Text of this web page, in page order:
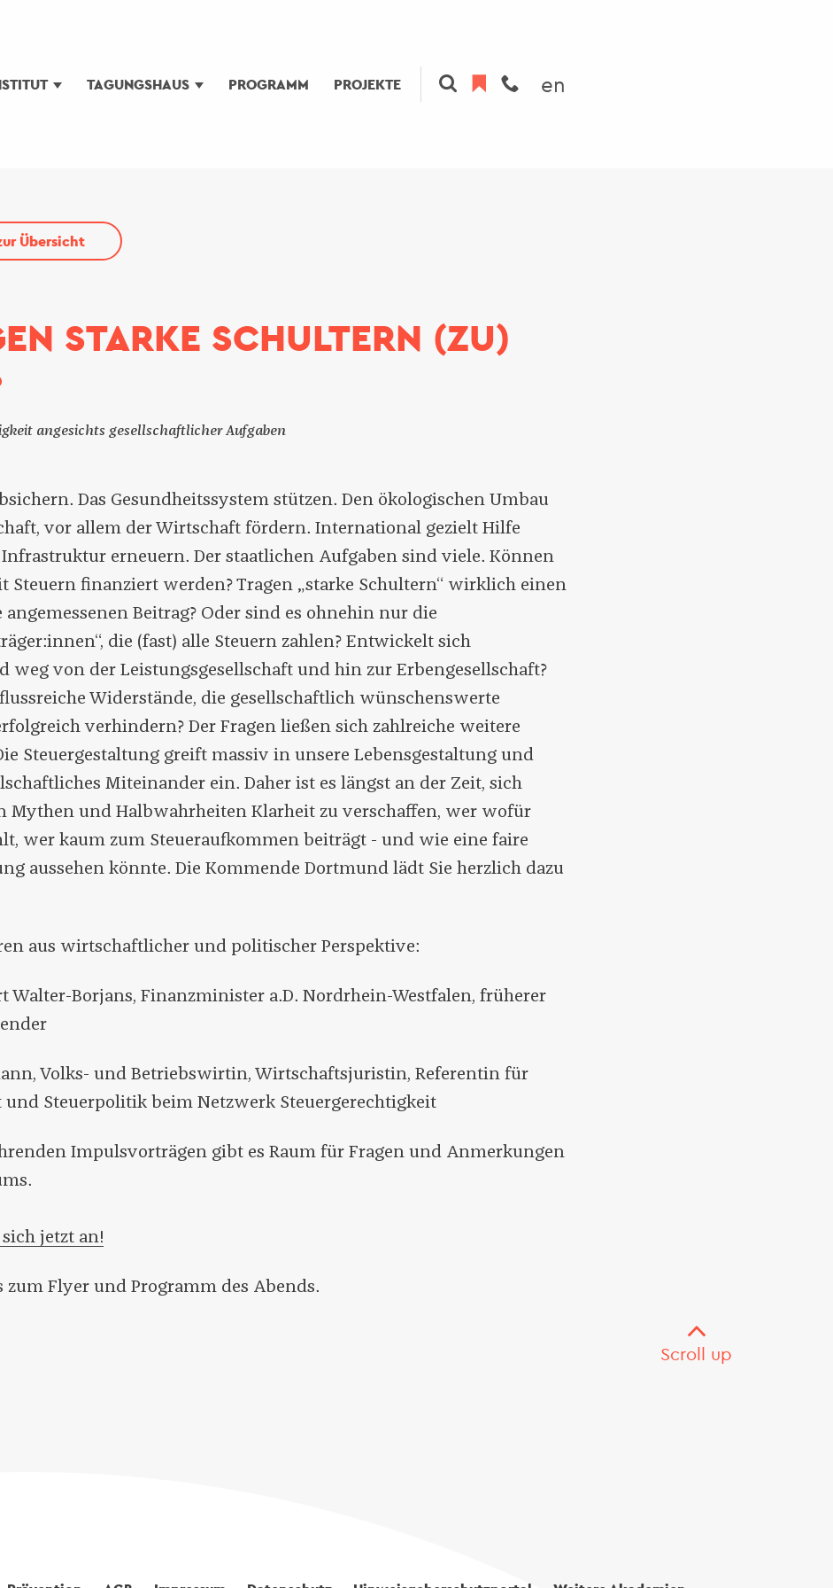
TAGUNGSHAUS PROGRAMM PROJEKTE en
Übersicht
STARKE SCHULTERN (ZU)
angesichts gesellschaftlicher Aufgaben
Das Gesundheitssystem stützen. Den ökologischen Umbau
vor allem der Wirtschaft fördern. International gezielt Hilfe
erneuern. Der staatlichen Aufgaben sind viele. Können
Steuern finanziert werden? Tragen „starke Schultern“ wirklich einen
angemessenen Beitrag? Oder sind es ohnehin nur die
die (fast) alle Steuern zahlen? Entwickelt sich
weg von der Leistungsgesellschaft und hin zur Erbengesellschaft?
Widerstände, die gesellschaftlich wünschenswerte
verhindern? Der Fragen ließen sich zahlreiche weitere
Steuergestaltung greift massiv in unsere Lebensgestaltung und
Miteinander ein. Daher ist es längst an der Zeit, sich
Mythen und Halbwahrheiten Klarheit zu verschaffen, wer wofür
wer kaum zum Steueraufkommen beiträgt - und wie eine faire
aussehen könnte. Die Kommende Dortmund lädt Sie herzlich dazu
aus wirtschaftlicher und politischer Perspektive:
Walter-Borjans, Finanzminister a.D. Nordrhein-Westfalen, früherer
Volks- und Betriebswirtin, Wirtschaftsjuristin, Referentin für
und Steuerpolitik beim Netzwerk Steuergerechtigkeit
Impulsvorträgen gibt es Raum für Fragen und Anmerkungen
jetzt an!
zum Flyer und Programm des Abends.
Scroll up